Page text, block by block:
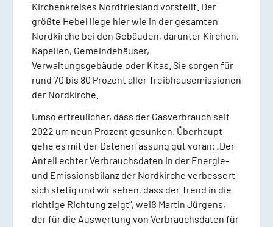
Kirchenkreises Nordfriesland vorstellt. Der
größte Hebel liege hier wie in der gesamten
Nordkirche bei den Gebäuden, darunter Kirchen,
Kapellen, Gemeindehäuser,
Verwaltungsgebäude oder Kitas. Sie sorgen für
rund 70 bis 80 Prozent aller Treibhausemissionen
der Nordkirche.
Umso erfreulicher, dass der Gasverbrauch seit
2022 um neun Prozent gesunken. Überhaupt
gehe es mit der Datenerfassung gut voran: „Der
Anteil echter Verbrauchsdaten in der Energie-
und Emissionsbilanz der Nordkirche verbessert
sich stetig und wir sehen, dass der Trend in die
richtige Richtung zeigt“, weiß Martin Jürgens,
der für die Auswertung von Verbrauchsdaten für